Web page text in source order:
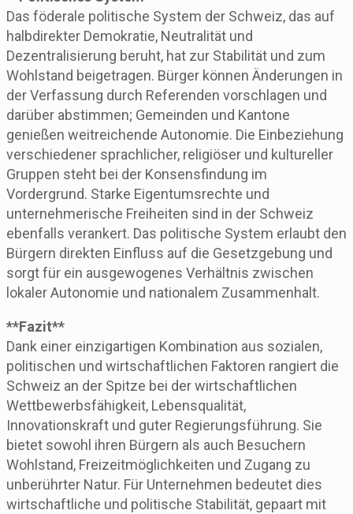
Das föderale politische System der Schweiz, das auf
halbdirekter Demokratie, Neutralität und
Dezentralisierung beruht, hat zur Stabilität und zum
Wohlstand beigetragen. Bürger können Änderungen in
der Verfassung durch Referenden vorschlagen und
darüber abstimmen; Gemeinden und Kantone
genießen weitreichende Autonomie. Die Einbeziehung
verschiedener sprachlicher, religiöser und kultureller
Gruppen steht bei der Konsensfindung im
Vordergrund. Starke Eigentumsrechte und
unternehmerische Freiheiten sind in der Schweiz
ebenfalls verankert. Das politische System erlaubt den
Bürgern direkten Einfluss auf die Gesetzgebung und
sorgt für ein ausgewogenes Verhältnis zwischen
lokaler Autonomie und nationalem Zusammenhalt.
**Fazit**
Dank einer einzigartigen Kombination aus sozialen,
politischen und wirtschaftlichen Faktoren rangiert die
Schweiz an der Spitze bei der wirtschaftlichen
Wettbewerbsfähigkeit, Lebensqualität,
Innovationskraft und guter Regierungsführung. Sie
bietet sowohl ihren Bürgern als auch Besuchern
Wohlstand, Freizeitmöglichkeiten und Zugang zu
unberührter Natur. Für Unternehmen bedeutet dies
wirtschaftliche und politische Stabilität, gepaart mit